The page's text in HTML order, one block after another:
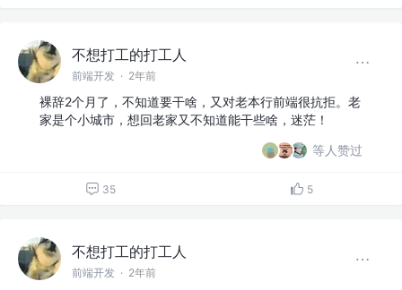
不想打工的打工人
前端开发 · 2年前
裸辞2个月了，不知道要干啥，又对老本行前端很抗拒。老
家是个小城市，想回老家又不知道能干些啥，迷茫！
等人赞过
35 5
不想打工的打工人
前端开发 · 2年前